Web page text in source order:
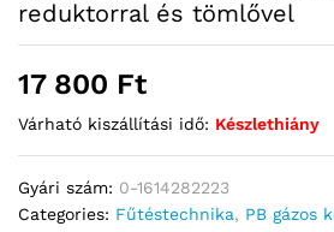
reduktorral és tömlővel
17 800 Ft
Várható kiszállítási idő: Készlethiány
Gyári szám: 0-1614282223
Categories: Fűtéstechnika, PB gázos